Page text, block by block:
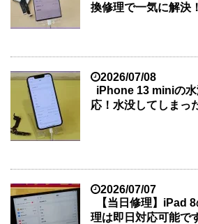
換修理で一気に解決
2026/07/08
iPhone 13 miniの
応！水没してしまっ
2026/07/07
【当日修理】iPad
理は即日対応可能で